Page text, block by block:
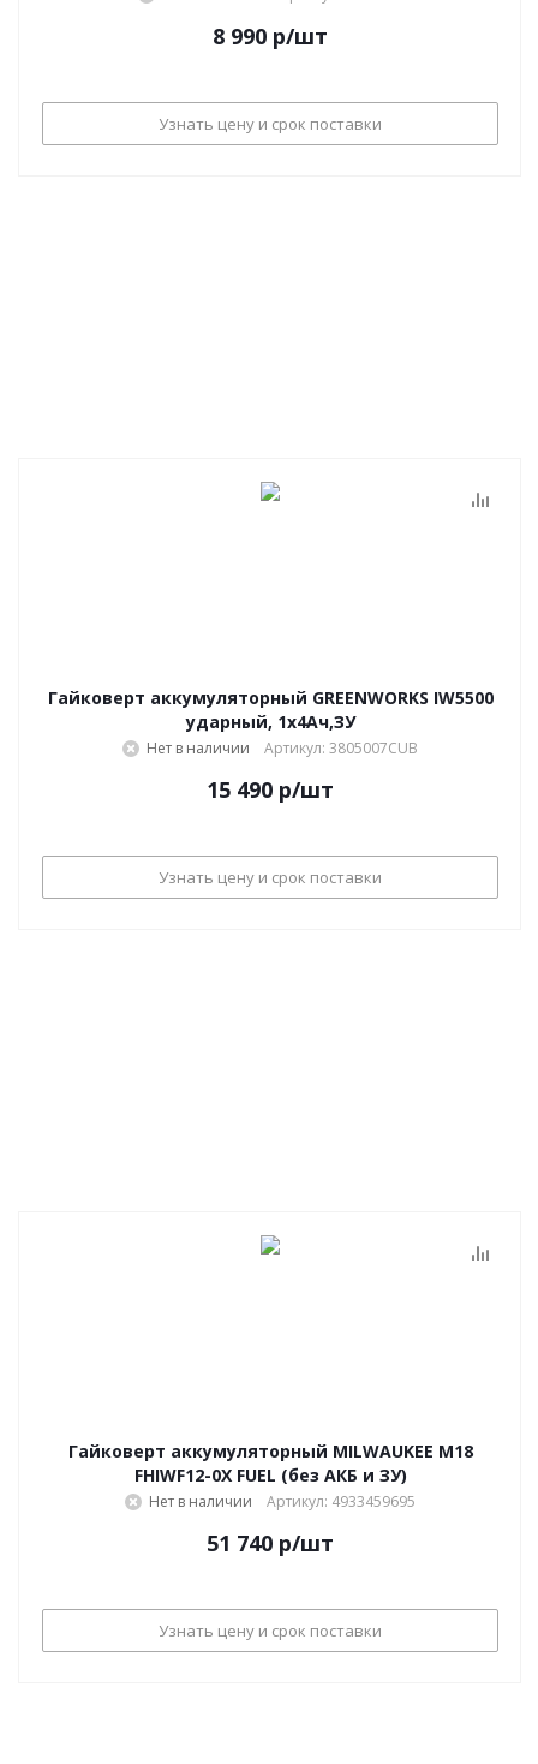
8 990 р/шт
Узнать цену и срок поставки
Гайковерт аккумуляторный GREENWORKS IW5500
ударный, 1х4Ач,ЗУ
Нет в наличии Артикул: 3805007CUB
15 490 р/шт
Узнать цену и срок поставки
Гайковерт аккумуляторный MILWAUKEE M18
FHIWF12-0X FUEL (без АКБ и ЗУ)
Нет в наличии Артикул: 4933459695
51 740 р/шт
Узнать цену и срок поставки